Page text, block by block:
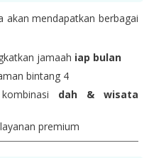
akan mendapatkan berbagai
jamaah iap bulan
bintang 4
dah & wisata
premium